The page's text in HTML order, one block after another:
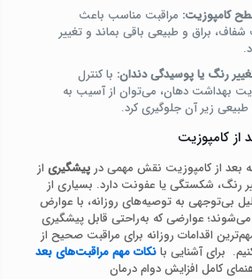
کامپوزیت: مراقبت مناسب باعث
براق و طبیعی باقی بماند و تغییر
رنگ یا پوسیدگی دندان: با کنترل
بهداشت دهان، می‌توان از آسیب به
زیر آن جلوگیری کرد.
از کامپوزیت
بعد از کامپوزیت نقش مهمی در پیشگیریاز
رنگ، شکستگی یا عفونت دارد. بسیاری از
بی‌توجهی به توصیه‌های روزانه، با عوارض
عوارضی که به‌راحتی قابل پیشگیری
اقدامات روزانه برای مراقبت صحیح از
برای آشنایی بانکات مهم مراقبت‌های بعد
کامل افزایش دوام درمان